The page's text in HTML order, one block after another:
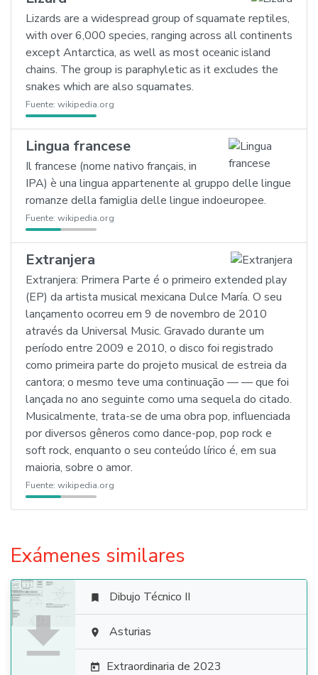
Lizards are a widespread group of squamate reptiles,
with over 6,000 species, ranging across all continents
except Antarctica, as well as most oceanic island
chains. The group is paraphyletic as it excludes the
snakes which are also squamates.
Fuente: wikipedia.org
Lingua francese
Il francese (nome nativo français, in
IPA) è una lingua appartenente al gruppo delle lingue
romanze della famiglia delle lingue indoeuropee.
Fuente: wikipedia.org
Extranjera
Extranjera: Primera Parte é o primeiro extended play
(EP) da artista musical mexicana Dulce María. O seu
lançamento ocorreu em 9 de novembro de 2010
através da Universal Music. Gravado durante um
período entre 2009 e 2010, o disco foi registrado
como primeira parte do projeto musical de estreia da
cantora; o mesmo teve uma continuação — — que foi
lançada no ano seguinte como uma sequela do citado.
Musicalmente, trata-se de uma obra pop, influenciada
por diversos gêneros como dance-pop, pop rock e
soft rock, enquanto o seu conteúdo lírico é, em sua
maioria, sobre o amor.
Fuente: wikipedia.org
Exámenes similares

 Dibujo Técnico II
 Asturias
 Extraordinaria de 2023